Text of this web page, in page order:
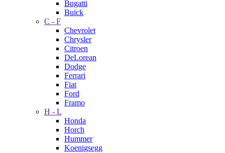
Bugatti
Buick
C - F
Chevrolet
Chrysler
Citroen
DeLorean
Dodge
Ferrari
Fiat
Ford
Framo
H - L
Honda
Horch
Hummer
Koenigsegg